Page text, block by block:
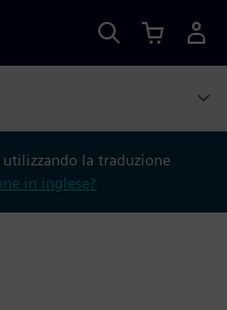
utilizzando la traduzione
in inglese?